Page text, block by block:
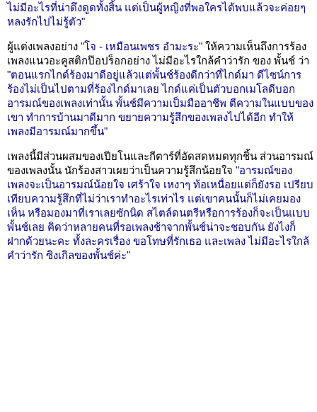
ไม่มีอะไรที่น่าดึงดูดทั้งสิ้น แต่เป็นผู้หญิงที่พอใครได้พบแล้วจะค่อยๆ
หลงรักไปไม่รู้ตัว"
ผู้แต่งเพลงอย่าง "โจ - เหมือนเพชร อำมะระ" ให้ความเห็นถึงการร้อง
เพลงแนวอะคูสติกป๊อปร็อกอย่าง ไม่มีอะไรใกล้คำว่ารัก ของ พั้นช์ ว่า
"ตอนแรกไกด์ร้องมาดีอยู่แล้วแต่พั้นช์ร้องดีกว่าที่ไกด์มา ดีไซน์การ
ร้องไม่เป็นไปตามที่ร้องไกด์มาเลย ไกด์แค่เป็นตัวบอกเมโลดีบอก
อารมณ์ของเพลงเท่านั้น พั้นช์มีความเป็มมืออาชีพ ตีความในแบบของ
เขา ทำการบ้านมาดีมาก ขยายความรู้สึกของเพลงไปได้อีก ทำให้
เพลงมีอารมณ์มากขึ้น"
เพลงนี้มีส่วนผสมของเปียโนและกีตาร์ที่อัดสดหมดทุกชิ้น ส่วนอารมณ์
ของเพลงนั้น นักร้องสาวเผยว่าเป็นความรู้สึกน้อยใจ "อารมณ์ของ
เพลงจะเป็นอารมณ์น้อยใจ เศร้าใจ เหงาๆ ท้อเหนื่อยแต่ก็ยังรอ เปรียบ
เทียบความรู้สึกที่ไม่ว่าเราทำอะไรเท่าไร แต่เขาคนนั้นก็ไม่เคยมอง
เห็น หรือมองมาที่เราเลยซักนิด สไตล์ดนตรีหรือการร้องก็จะเป็นแบบ
พั้นช์เลย คิดว่าหลายคนที่รอเพลงช้าจากพั้นช์น่าจะชอบกัน ยังไงก็
ฝากด้วยนะคะ ทั้งละครเรื่อง ขอโทษที่รักเธอ และเพลง ไม่มีอะไรใกล้
คำว่ารัก ซิงเกิลของพั้นช์ค่ะ"